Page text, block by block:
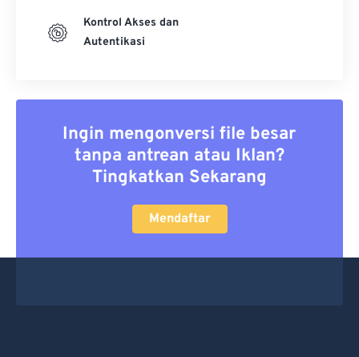
Kontrol Akses dan
Autentikasi
Ingin mengonversi file besar
tanpa antrean atau Iklan?
Tingkatkan Sekarang
Mendaftar